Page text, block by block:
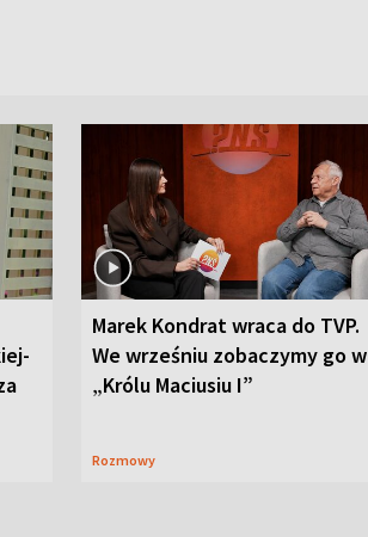
Marek Kondrat wraca do TVP.
We wrześniu zobaczymy go w
„Królu Maciusiu I”
Rozmowy